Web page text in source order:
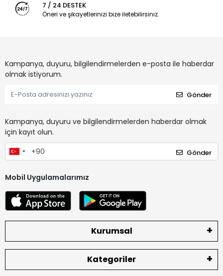
7 / 24 DESTEK
Öneri ve şikayetlerinizi bize iletebilirsiniz.
Kampanya, duyuru, bilgilendirmelerden e-posta ile haberdar
olmak istiyorum.
Gönder
Kampanya, duyuru ve bilgilendirmelerden haberdar olmak
için kayıt olun.
Gönder
Mobil Uygulamalarımız
Kurumsal
Kategoriler